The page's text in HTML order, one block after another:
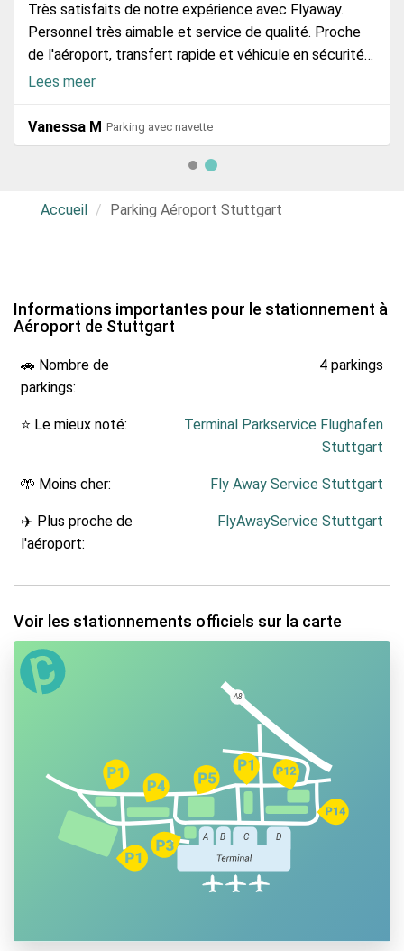
Très satisfaits de notre expérience avec Flyaway.
Personnel très aimable et service de qualité. Proche
de l'aéroport, transfert rapide et véhicule en sécurité
et abrité. Nous recommandons.
Lees meer
Vanessa M Parking avec navette
Accueil Parking Aéroport Stuttgart
Informations importantes pour le stationnement à
Aéroport de Stuttgart
🚗 Nombre de
parkings:
4 parkings
⭐ Le mieux noté:
Terminal Parkservice Flughafen
Stuttgart
🤲 Moins cher: Fly Away Service Stuttgart
✈️ Plus proche de
l'aéroport:
FlyAwayService Stuttgart
Voir les stationnements officiels sur la carte